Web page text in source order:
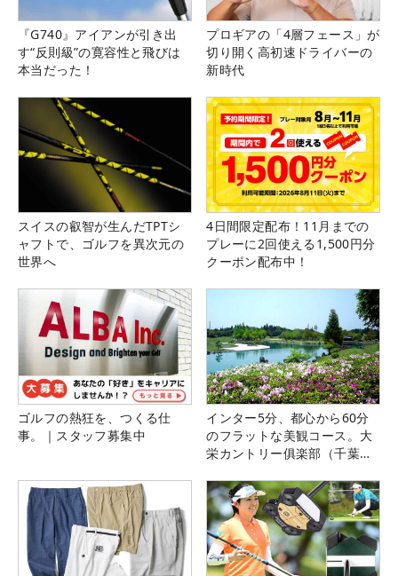
『G740』アイアンが引き出
す“反則級”の寛容性と飛びは
本当だった！
プロギアの「4層フェース」が
切り開く高初速ドライバーの
新時代
スイスの叡智が生んだTPTシ
ャフトで、ゴルフを異次元の
世界へ
4日間限定配布！11月までの
プレーに2回使える1,500円分
クーポン配布中！
ゴルフの熱狂を、つくる仕
事。｜スタッフ募集中
インター5分、都心から60分
のフラットな美観コース。大
栄カントリー俱楽部（千葉